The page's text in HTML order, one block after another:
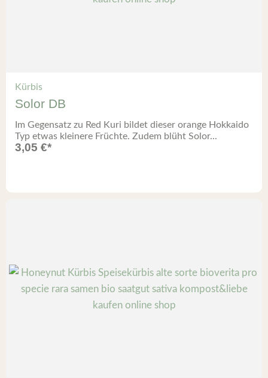
Kürbis
Solor DB
Im Gegensatz zu Red Kuri bildet dieser orange Hokkaido
Typ etwas kleinere Früchte. Zudem blüht Solor...
3,05 €*